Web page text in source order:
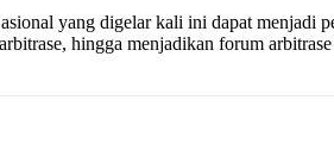
yang digelar kali ini dapat menjadi
hingga menjadikan forum